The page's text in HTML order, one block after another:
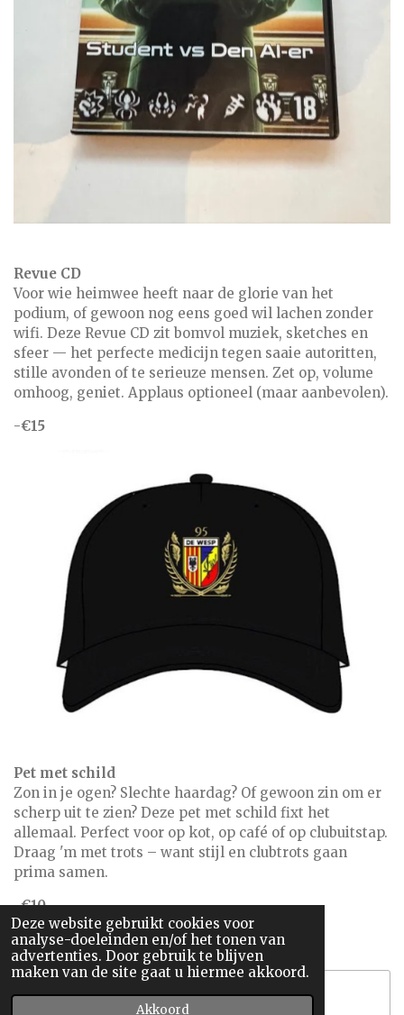
Deze website gebruikt cookies voor
analyse-doeleinden en/of het tonen van
advertenties. Door gebruik te blijven
maken van de site gaat u hiermee akkoord.
Akkoord
Revue CD
Voor wie heimwee heeft naar de glorie van het
podium, of gewoon nog eens goed wil lachen zonder
wifi. Deze Revue CD zit bomvol muziek, sketches en
sfeer — het perfecte medicijn tegen saaie autoritten,
stille avonden of te serieuze mensen. Zet op, volume
omhoog, geniet. Applaus optioneel (maar aanbevolen).
-€15
Pet met schild
Zon in je ogen? Slechte haardag? Of gewoon zin om er
scherp uit te zien? Deze pet met schild fixt het
allemaal. Perfect voor op kot, op café of op clubuitstap.
Draag 'm met trots – want stijl en clubtrots gaan
prima samen.
-€10
Maak jouw eigen website met